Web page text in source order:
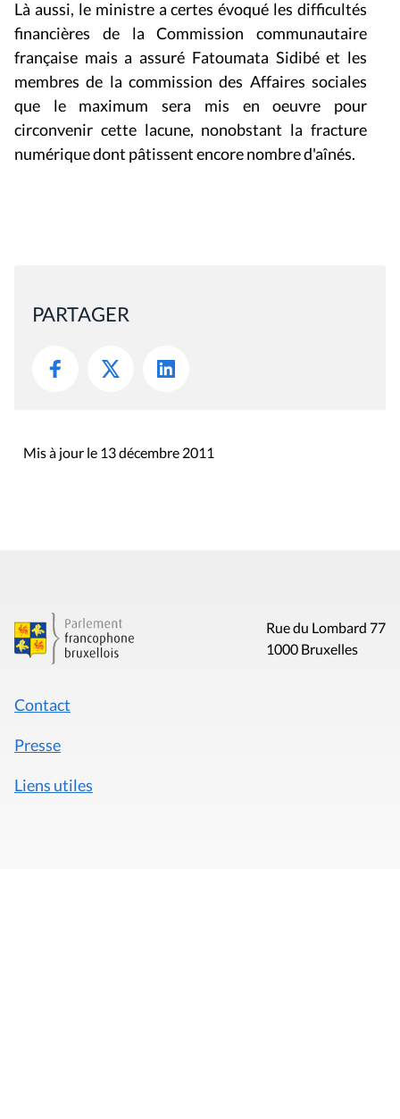
Là aussi, le ministre a certes évoqué les difficultés
financières de la Commission communautaire
française mais a assuré Fatoumata Sidibé et les
membres de la commission des Affaires sociales
que le maximum sera mis en oeuvre pour
circonvenir cette lacune, nonobstant la fracture
numérique dont pâtissent encore nombre d'aînés.
PARTAGER
Mis à jour le 13 décembre 2011
Rue du Lombard 77
1000 Bruxelles
Contact
Presse
Liens utiles